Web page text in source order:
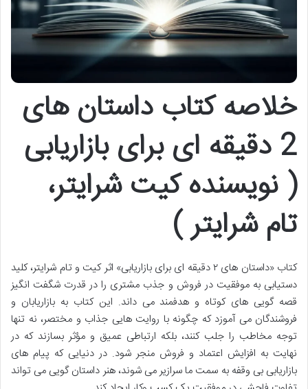
خلاصه کتاب داستان های
2 دقیقه ای برای بازاریابی
( نویسنده کیت شرایتر،
تام شرایتر )
کتاب «داستان های ۲ دقیقه ای برای بازاریابی» اثر کیت و تام شرایتر، کلید
دستیابی به موفقیت در فروش و جذب مشتری را در قدرت شگفت انگیز
قصه گویی های کوتاه و هدفمند می داند. این کتاب به بازاریابان و
فروشندگان می آموزد که چگونه با روایت هایی جذاب و مختصر، نه تنها
توجه مخاطب را جلب کنند، بلکه ارتباطی عمیق و مؤثر بسازند که در
نهایت به افزایش اعتماد و فروش منجر شود. در دنیایی که پیام های
بازاریابی بی وقفه به سمت ما سرازیر می شوند، هنر داستان گویی می تواند